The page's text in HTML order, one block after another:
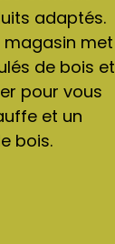
adaptés.
magasin met
de bois et
pour vous
et un
bois.